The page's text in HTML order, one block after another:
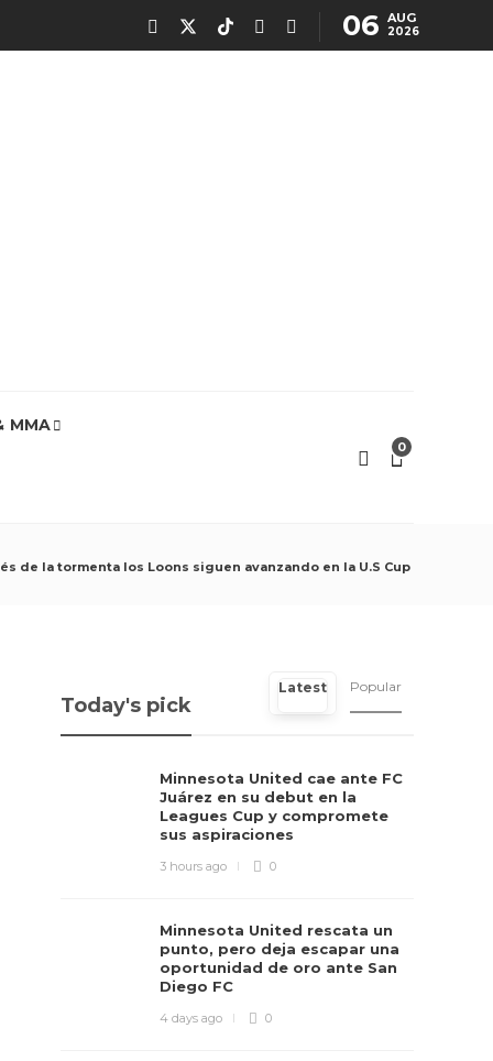
06 AUG
2026
MMA
0
de la tormenta los Loons siguen avanzando en la U.S Cup
Today's pick
Latest Popular
Minnesota United cae ante FC
Juárez en su debut en la
Leagues Cup y compromete
sus aspiraciones
3 hours ago 0
Minnesota United rescata un
punto, pero deja escapar una
oportunidad de oro ante San
Diego FC
4 days ago 0